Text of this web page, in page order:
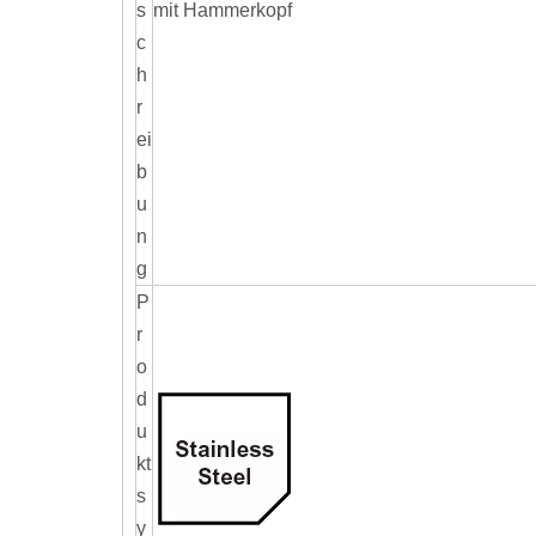
s
c
h
r
ei
b
u
n
g
mit Hammerkopf
P
r
o
d
u
kt
s
y